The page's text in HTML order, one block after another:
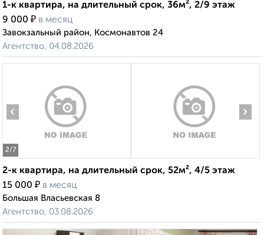
1-к квартира, на длительный срок, 36м², 2/9 этаж
9 000 ₽ в месяц
Завокзальный район, Космонавтов 24
Агентство, 04.08.2026
2/7
‹ ›
2-к квартира, на длительный срок, 52м², 4/5 этаж
15 000 ₽ в месяц
Большая Власьевская 8
Агентство, 03.08.2026